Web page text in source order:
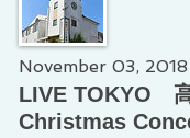
November 03, 2018
LIVE TOKYO
Christmas